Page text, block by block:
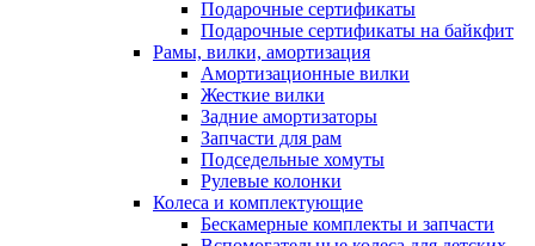
Подарочные сертификаты
Подарочные сертификаты на байкфит
Рамы, вилки, амортизация
Амортизационные вилки
Жесткие вилки
Задние амортизаторы
Запчасти для рам
Подседельные хомуты
Рулевые колонки
Колеса и комплектующие
Бескамерные комплекты и запчасти